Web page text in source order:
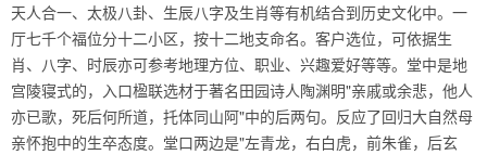
天人合一、太极八卦、生辰八字及生肖等有机结合到历史文化中。一
厅七千个福位分十二小区，按十二地支命名。客户选位，可依据生
肖、八字、时辰亦可参考地理方位、职业、兴趣爱好等等。堂中是地
宫陵寝式的，入口楹联选材于著名田园诗人陶渊明"亲戚或余悲，他人
亦已歌，死后何所道，托体同山阿"中的后两句。反应了回归大自然母
亲怀抱中的生卒态度。堂口两边是"左青龙，右白虎，前朱雀，后玄